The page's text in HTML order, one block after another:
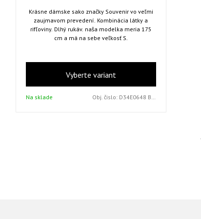
Krásne dámske sako značky Souvenir vo veľmi
zaujmavom prevedení. Kombinácia látky a
rifľoviny. Dlhý rukáv. naša modelka meria 175
cm a má na sebe veľkosť S.
Vyberte variant
Na sklade Obj. čislo: D34E0648 BLUE S